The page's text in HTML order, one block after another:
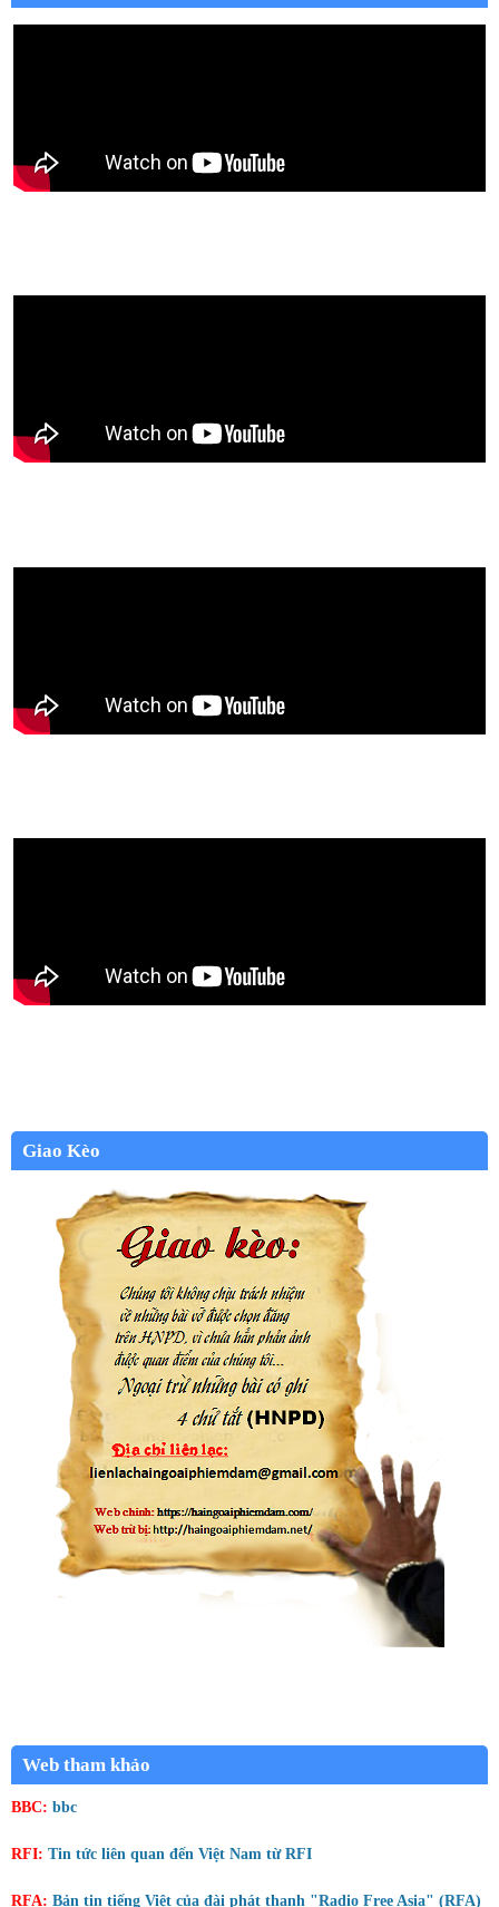
Giao Kèo
Web tham khảo
BBC: bbc
RFI: Tin tức liên quan đến Việt Nam từ RFI
RFA: Bản tin tiếng Việt của đài phát thanh "Radio Free Asia" (RFA)